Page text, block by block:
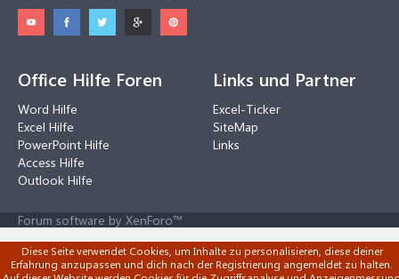
Office Hilfe Foren
Word Hilfe
Excel Hilfe
PowerPoint Hilfe
Access Hilfe
Outlook Hilfe
Links und Partner
Excel-Ticker
SiteMap
Links
Forum software by XenForo™
Diese Seite verwendet Cookies, um Inhalte zu personalisieren, diese deiner
Erfahrung anzupassen und dich nach der Registrierung angemeldet zu halten.